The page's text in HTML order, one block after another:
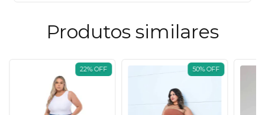
Produtos similares
22%OFF 50%OFF